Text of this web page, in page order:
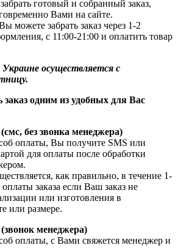
готовый и собранный заказ,
Вами на сайте.
можете забрать заказ через 1-2
с 11:00-21:00 и оплатить товар
осуществляется с
одним из удобных для Вас
без звонка менеджера)
оплаты, Вы получите SMS или
для оплаты после обработки
как правильно, в течение 1-
заказа если Ваш заказ не
или изготовления в
или размере.
менеджера)
оплаты, с Вами свяжется менеджер и